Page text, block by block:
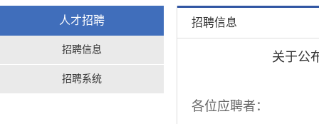
人才招聘
招聘信息
招聘系统
招聘信息
关于公
各位应聘者：